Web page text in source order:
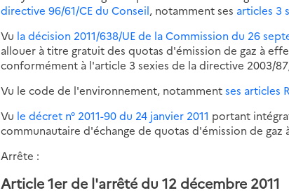
directive 96/61/CE du Conseil, notamment ses articles 3
Vu la décision 2011/638/UE de la Commission du 26
allouer à titre gratuit des quotas d'émission de gaz à
conformément à l'article 3 sexies de la directive 2003/
Vu le code de l'environnement, notammentses articles
Vu le décret n° 2011-90 du 24 janvier 2011 portant
communautaire d'échange de quotas d'émission de
Arrête :
Article 1er de l'arrêté du 12 décembre 2011